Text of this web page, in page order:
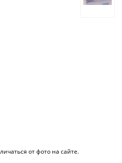
от фото на сайте.